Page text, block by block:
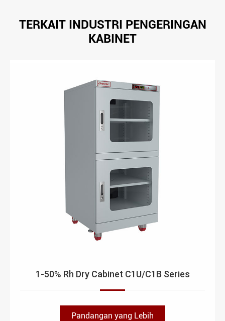
TERKAIT INDUSTRI PENGERINGAN
KABINET
1-50% Rh Dry Cabinet C1U/C1B Series
Pandangan yang Lebih